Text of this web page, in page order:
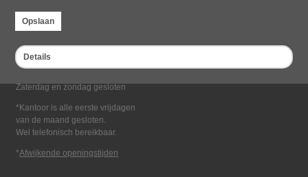
Opslaan
Details
Postbus 2095, 1620 EB Hoorn
Openingstijden kantoor
Maandag tot en met vrijdag*
van 08:00 tot 16:30
Zaterdag en zondag gesloten
*Kantoor is alle eerste vrijdagen
van de maand gesloten.
Wel telefonisch bereikbaar.
*Afwijkende openingstijden